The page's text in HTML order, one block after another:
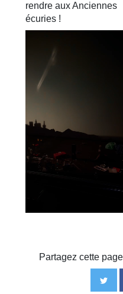
rendre aux Anciennes
écuries !
Partagez cette